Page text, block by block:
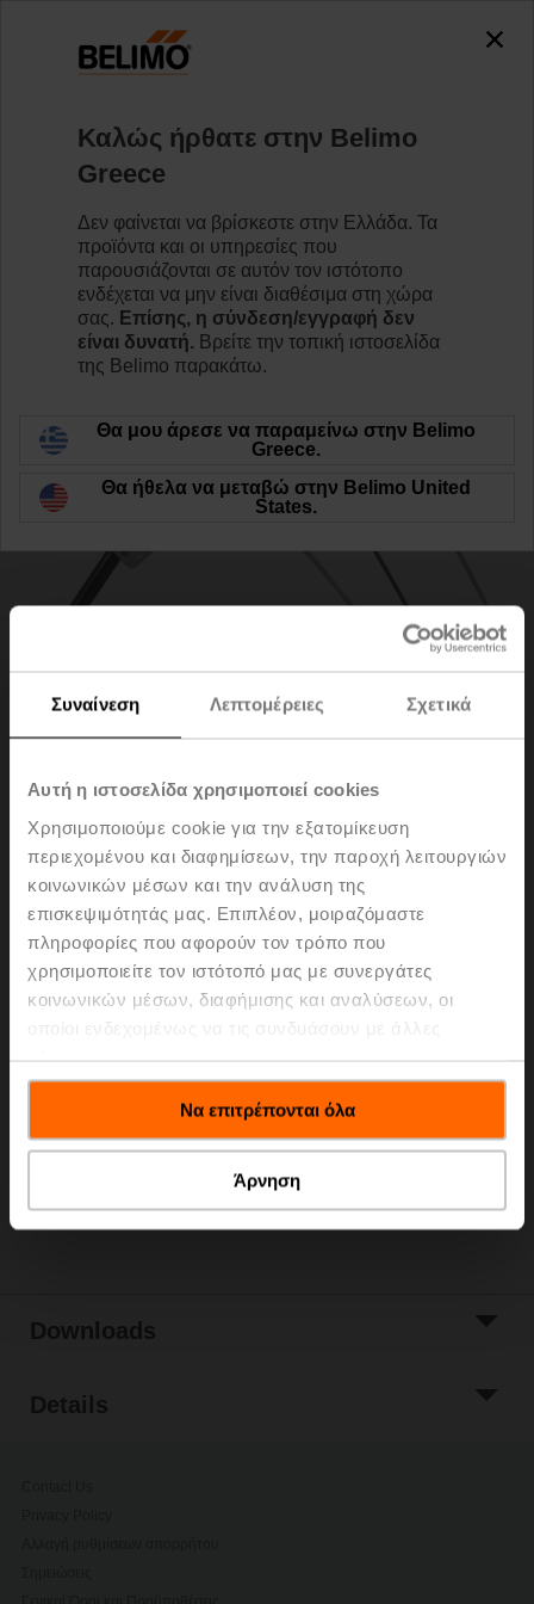
Συναίνεση Λεπτομέρειες Σχετικά
Αυτή η ιστοσελίδα χρησιμοποιεί cookies
Χρησιμοποιούμε cookie για την εξατομίκευση
περιεχομένου και διαφημίσεων, την παροχή λειτουργιών
κοινωνικών μέσων και την ανάλυση της
επισκεψιμότητάς μας. Επιπλέον, μοιραζόμαστε
πληροφορίες που αφορούν τον τρόπο που
χρησιμοποιείτε τον ιστότοπό μας με συνεργάτες
κοινωνικών μέσων, διαφήμισης και αναλύσεων, οι
έχουν συλλέξει σε σχέση με την από μέρους σας χρήση
των υπηρεσιών τους.Να επιτρέπονται όλα
Άρνηση
ZK2-GEN
Back to product category
ZK2-GEN
Connecting cable 5 m, A: RJ11 6/4 LINK.10, B: free wire
end for connection to MP/PP terminal
Add to Project
Share
Downloads
Details
Καλώς ήρθατε στην Belimo
Greece
Δεν φαίνεται να βρίσκεστε στην Ελλάδα. Τα
προϊόντα και οι υπηρεσίες που
παρουσιάζονται σε αυτόν τον ιστότοπο
ενδέχεται να μην είναι διαθέσιμα στη χώρα
σας. Επίσης, η σύνδεση/εγγραφή δεν
είναι δυνατή. Βρείτε την τοπική ιστοσελίδα
της Belimo παρακάτω.
Θα μου άρεσε να παραμείνω στην Belimo
Greece.
Θα ήθελα να μεταβώ στην Belimo United
States.